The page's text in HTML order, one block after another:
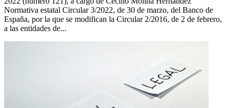
Normativa estatal Circular 3/2022, de 30 de marzo, del Banco de
España, por la que se modifican la Circular 2/2016, de 2 de febrero,
a las entidades de...